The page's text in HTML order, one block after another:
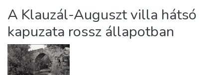
About us
A Klauzál-Auguszt villa hátsó
kapuzata rossz állapotban